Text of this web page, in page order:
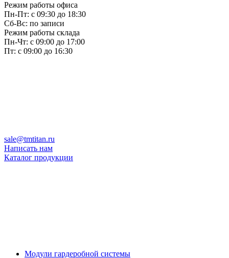
Режим работы офиса
Пн-Пт: с 09:30 до 18:30
Сб-Вс: по записи
Режим работы склада
Пн-Чт: с 09:00 до 17:00
Пт: с 09:00 до 16:30
sale@tmtitan.ru
Написать нам
Каталог продукции
Модули гардеробной системы